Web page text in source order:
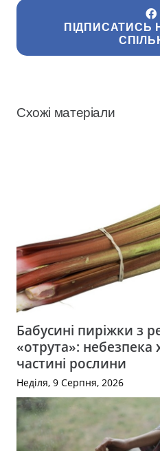
ПІДПИСАТИСЬ
Схожі матеріали
Бабусині пиріжки з
«отрута»: небезпека
частині рослини
Неділя, 9 Серпня, 2026